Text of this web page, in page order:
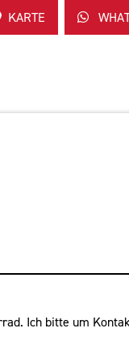
KARTE